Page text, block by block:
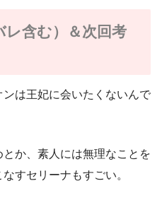
含む）＆次回考
は王妃に会いたくないんで
か、素人には無理なことを
すセリーナもすごい。